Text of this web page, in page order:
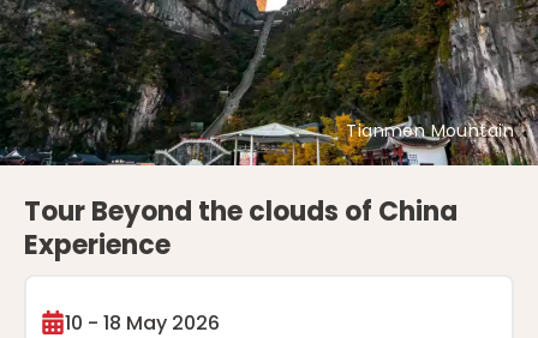
Tianmen Mountain
Tour Beyond the clouds of China
Experience
10 - 18 May 2026